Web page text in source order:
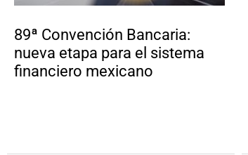
89ª Convención Bancaria:
nueva etapa para el sistema
financiero mexicano